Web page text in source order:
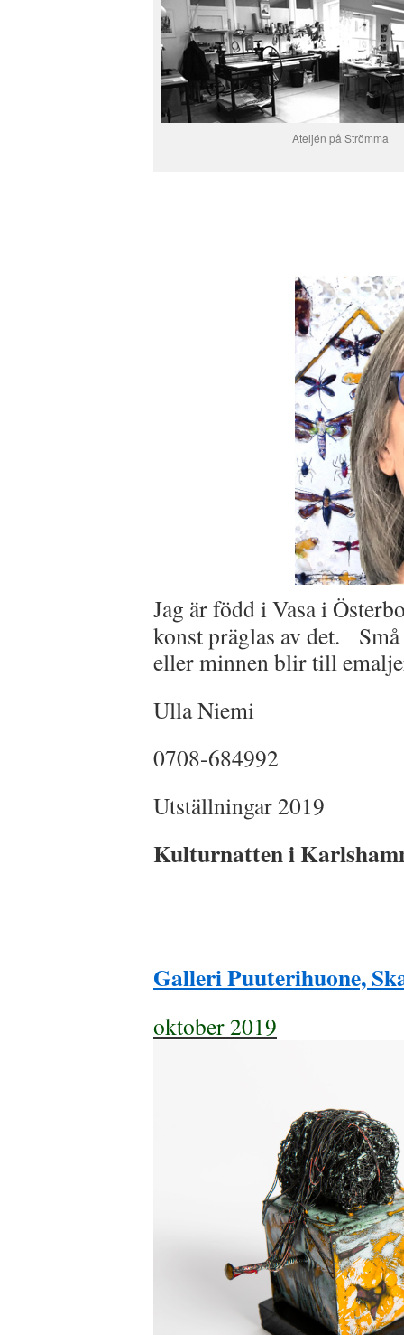
Ateljén på Strömma
Jag är född i Vasa i
konst präglas av det.
eller minnen blir till
Ulla Niemi
0708-684992
Utställningar 2019
Kulturnatten i
Galleri Puuterihuone,
oktober 2019